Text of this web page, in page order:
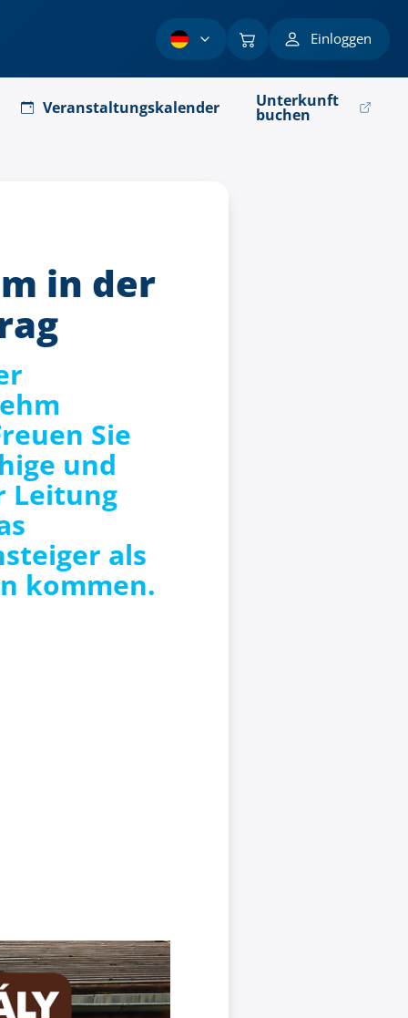
Einloggen
Veranstaltungskalender Unterkunft
buchen
in der
Sie
und
Leitung
als
kommen.